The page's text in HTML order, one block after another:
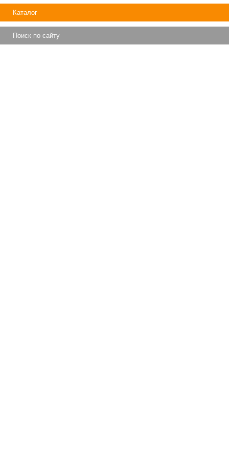
Каталог
Поиск по сайту